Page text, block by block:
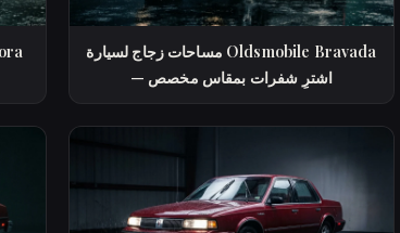
مساحات زجاج لسيارة Oldsmobile Bravada
— اشترِ شفرات بمقاس مخصص